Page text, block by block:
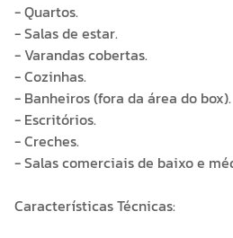
- Quartos.
- Salas de estar.
- Varandas cobertas.
- Cozinhas.
- Banheiros (fora da área do box).
- Escritórios.
- Creches.
- Salas comerciais de baixo e
Características Técnicas: